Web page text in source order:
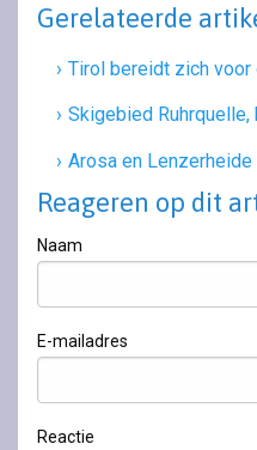
Gerelateerde
Tirol bereidt zich voor
Skigebied
Arosa en
Reageren op dit
Naam
E-mailadres
Reactie